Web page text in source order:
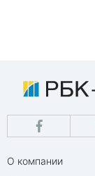
О компании